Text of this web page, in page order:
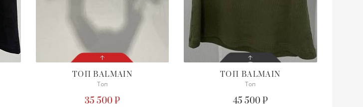
СОСТОЯНИЕ
С БИРКОЙ
ТОПBALMAIN
Топ
35 500 ₽
СОСТОЯНИЕ
С БИРКОЙ
ТОП BALMAIN
Топ
45 500 ₽